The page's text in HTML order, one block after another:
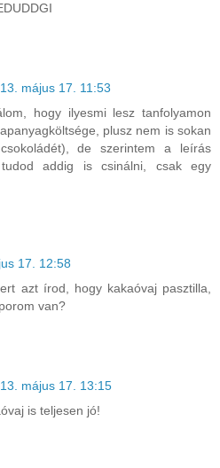
május 17. 11:53
hogy ilyesmi lesz tanfolyamon
plusz nem is sokan
de szerintem a leírás
addig is csinálni, csak egy
17. 12:58
azt írod, hogy kakaóvaj pasztilla,
van?
május 17. 13:15
is teljesen jó!